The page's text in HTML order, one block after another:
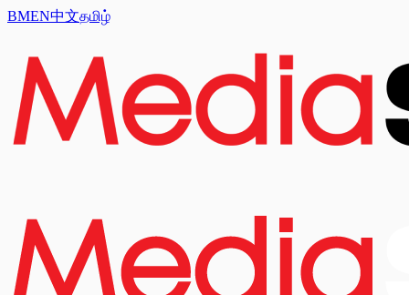
BMEN中文தமிழ்